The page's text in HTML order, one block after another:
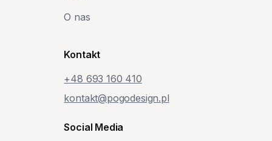
O nas
Kontakt
+48‭ 693 160 410‬
kontakt@pogodesign.pl
Social Media